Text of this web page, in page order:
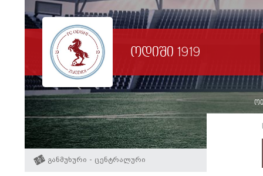
ოდიში 1919
განმუხური - ცენტრალური